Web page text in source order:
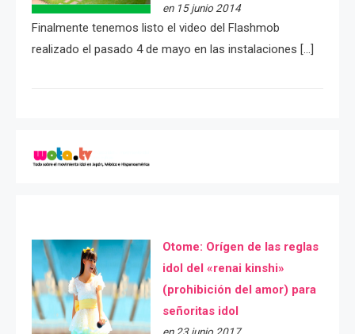
en 15 junio 2014
Finalmente tenemos listo el video del Flashmob
realizado el pasado 4 de mayo en las instalaciones […]
Otome: Orígen de las reglas
idol del «renai kinshi»
(prohibición del amor) para
señoritas idol
en 23 junio 2017